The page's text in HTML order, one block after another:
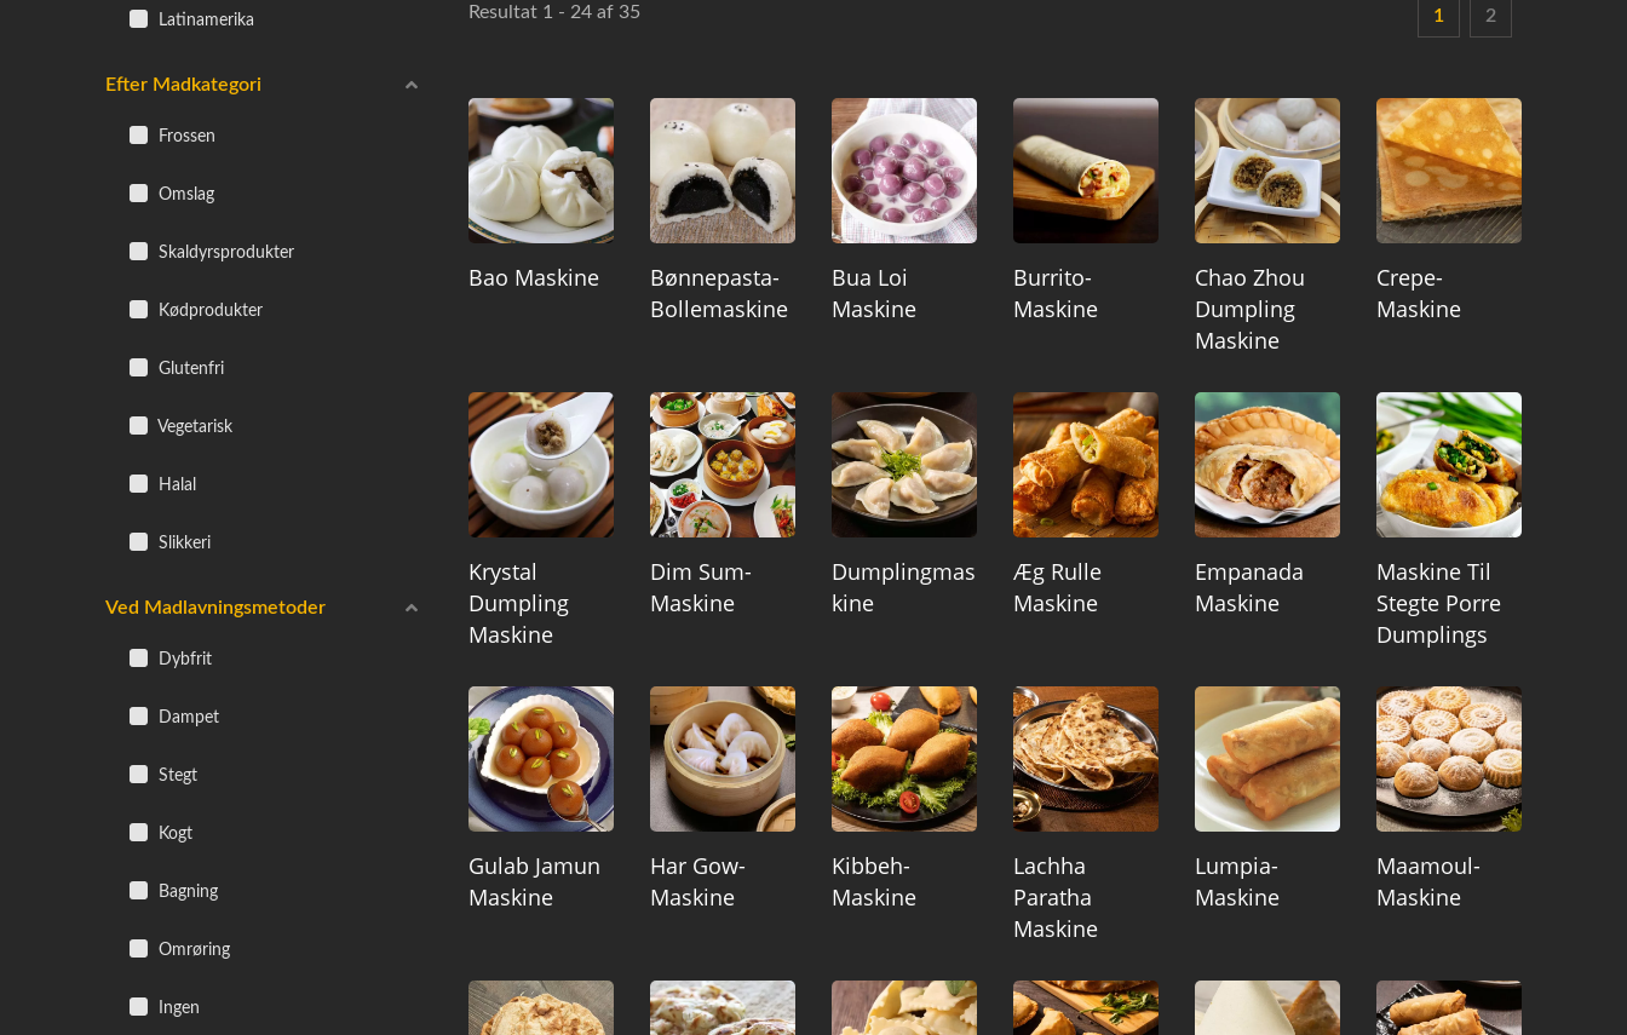
Latinamerika
Efter Madkategori
Frossen
Omslag
Skaldyrsprodukter
Kødprodukter
Glutenfri
Vegetarisk
Halal
Slikkeri
Ved Madlavningsmetoder
Dybfrit
Dampet
Stegt
Kogt
Bagning
Omrøring
Ingen
Resultat 1 - 24 af 35 1 2
Bao Maskine
Bønnepasta-
Bollemaskine
Bua Loi
Maskine
Burrito-
Maskine
Chao Zhou
Dumpling
Maskine
Crepe-
Maskine
Krystal
Dumpling
Maskine
Dim Sum-
Maskine
Dumplingmas
Kine
Æg Rulle
Maskine
Empanada
Maskine
Maskine Til
Stegte Porre
Dumplings
Gulab Jamun
Maskine
Har Gow-
Maskine
Kibbeh-
Maskine
Lachha
Paratha
Maskine
Lumpia-
Maskine
Maamoul-
Maskine